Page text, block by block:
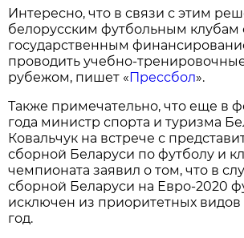
Интересно, что в связи с этим
белорусским футбольным клубам
государственным
проводить учебно-
рубежом, пишет «Прессбол».
Также примечательно, что еще в
года министр спорта и туризма
Ковальчук на встрече с
сборной Беларуси по футболу и
чемпионата заявил о том, что в
сборной Беларуси на Евро-2020
исключен из приоритетных видов
год.